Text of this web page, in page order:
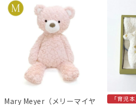
Mary Meyer（メリーマイヤ
「育児